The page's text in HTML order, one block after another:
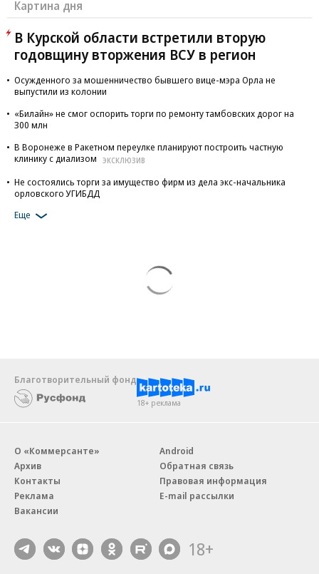
Картина дня
В Курской области встретили вторую
годовщину вторжения ВСУ в регион
Осужденного за мошенничество бывшего вице-мэра Орла не
выпустили из колонии
«Билайн» не смог оспорить торги по ремонту тамбовских дорог на
300 млн
В Воронеже в Ракетном переулке планируют построить частную
клинику с диализом
ЭКСКЛЮЗИВ
Не состоялись торги за имущество фирм из дела экс-начальника
орловского УГИБДД
Еще
Благотворительный фонд
18+ реклама
О «Коммерсанте»
Архив
Контакты
Реклама
Вакансии
Android
Обратная связь
Правовая информация
E-mail рассылки
18+